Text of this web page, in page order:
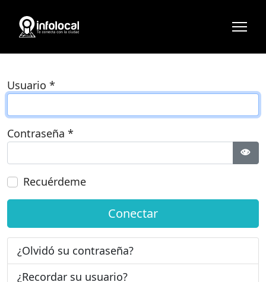
Usuario *
Contraseña *
Recuérdeme
Conectar
¿Olvidó su contraseña?
¿Recordar su usuario?